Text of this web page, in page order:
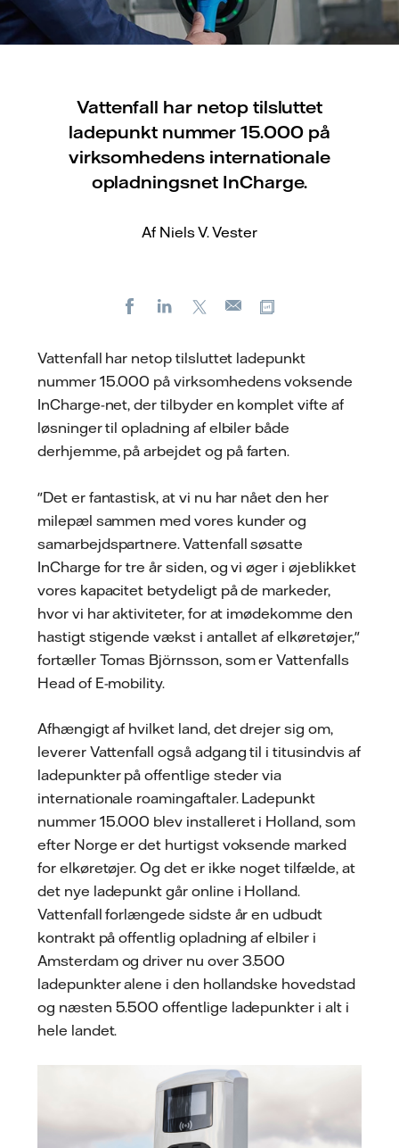
Vattenfall har netop tilsluttet
ladepunkt nummer 15.000 på
virksomhedens internationale
opladningsnet InCharge.
Af Niels V. Vester
FacebookLinkedIn
E-
Vattenfall har netop tilsluttet ladepunkt
nummer 15.000 på virksomhedens voksende
InCharge-net, der tilbyder en komplet vifte af
løsninger til opladning af elbiler både
derhjemme, på arbejdet og på farten.
"Det er fantastisk, at vi nu har nået den her
milepæl sammen med vores kunder og
samarbejdspartnere. Vattenfall søsatte
InCharge for tre år siden, og vi øger i øjeblikket
vores kapacitet betydeligt på de markeder,
hvor vi har aktiviteter, for at imødekomme den
hastigt stigende vækst i antallet af elkøretøjer,"
fortæller Tomas Björnsson, som er Vattenfalls
Head of E-mobility.
Afhængigt af hvilket land, det drejer sig om,
leverer Vattenfall også adgang til i titusindvis af
ladepunkter på offentlige steder via
internationale roamingaftaler. Ladepunkt
nummer 15.000 blev installeret i Holland, som
efter Norge er det hurtigst voksende marked
for elkøretøjer. Og det er ikke noget tilfælde, at
det nye ladepunkt går online i Holland.
Vattenfall forlængede sidste år en udbudt
kontrakt på offentlig opladning af elbiler i
Amsterdam og driver nu over 3.500
ladepunkter alene i den hollandske hovedstad
og næsten 5.500 offentlige ladepunkter i alt i
hele landet.